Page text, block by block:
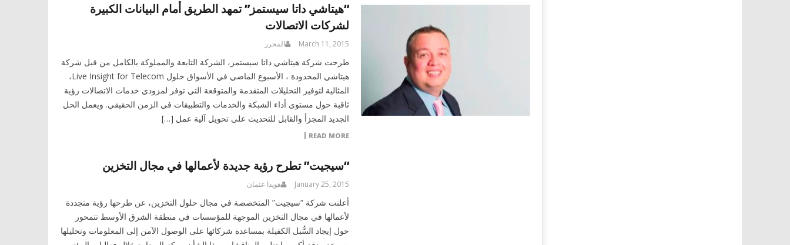
“هيتاشي داتا سيستمز” تمهد الطريق أمام البيانات الكبيرة
لشركات الاتصالات
March 11, 2015 المحرر
طرحت شركة هيتاشي داتا سيستمز، الشركة التابعة والمملوكة بالكامل من قبل شركة
هيتاشي المحدودة ، الأسبوع الماضي في الأسواق حلول Live Insight for Telecom،
المثالية لتوفير التحليلات المتقدمة والمتوقعة التي توفر لمزودي خدمات الاتصالات رؤية
ثاقبة حول مستوى أداء الشبكة والخدمات والتطبيقات في الزمن الحقيقي. ويعمل الحل
الجديد المجزأ والقابل للتحديث على تحويل آلية عمل […]
READ MORE
“سيجيت” تطرح رؤية جديدة لأعمالها في مجال التخزين
January 25, 2015 هويدا عثمان
أعلنت شركة “سيجيت” المتخصصة في مجال حلول التخزين، عن طرحها رؤية متجددة
لأعمالها في مجال التخزين الموجهة للمؤسسات في منطقة الشرق الأوسط تتمحور
حول إيجاد السُّبل الكفيلة بمساعدة شركائها على الوصول الآمن إلى المعلومات وتحليلها